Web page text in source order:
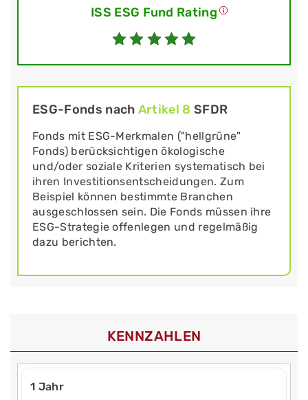
ISS ESG Fund Rating
ESG-Fonds nach Artikel 8 SFDR
Fonds mit ESG-Merkmalen ("hellgrüne"
Fonds) berücksichtigen ökologische
und/oder soziale Kriterien systematisch bei
ihren Investitionsentscheidungen. Zum
Beispiel können bestimmte Branchen
ausgeschlossen sein. Die Fonds müssen ihre
ESG-Strategie offenlegen und regelmäßig
dazu berichten.
KENNZAHLEN
1 Jahr